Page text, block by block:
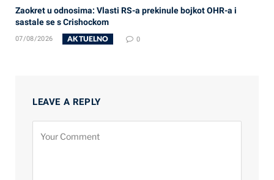
Zaokret u odnosima: Vlasti RS-a prekinule bojkot OHR-a i
sastale se s Crishockom
07/08/2026 AKTUELNO 0
LEAVE A REPLY